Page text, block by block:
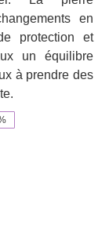
en
protection et
un équilibre
à prendre des